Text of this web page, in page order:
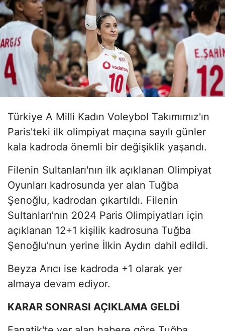
Türkiye A Milli Kadın Voleybol Takımımız'ın
Paris'teki ilk olimpiyat maçına sayılı günler
kala kadroda önemli bir değişiklik yaşandı.
Filenin Sultanları'nın ilk açıklanan Olimpiyat
Oyunları kadrosunda yer alan Tuğba
Şenoğlu, kadrodan çıkartıldı. Filenin
Sultanları’nın 2024 Paris Olimpiyatları için
açıklanan 12+1 kişilik kadrosuna Tuğba
Şenoğlu’nun yerine İlkin Aydın dahil edildi.
Beyza Arıcı ise kadroda +1 olarak yer
almaya devam ediyor.
KARAR SONRASI AÇIKLAMA GELDİ